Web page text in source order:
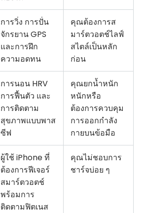
การวิ่ง การปั่น
จักรยาน GPS
และการฝึก
ความอดทน
คุณต้องการส
มาร์ตวอตช์ไลฟ์
สไตล์เป็นหลัก
ก่อน
การนอน HRV
การฟื้นตัว และ
การติดตาม
สุขภาพแบบพาส
ซีฟ
คุณยกน้ำหนัก
หนักหรือ
ต้องการควบคุม
การออกกำลัง
กายบนข้อมือ
ผู้ใช้ iPhone ที่
ต้องการฟีเจอร์
สมาร์ตวอตช์
พร้อมการ
ติดตามฟิตเนส
คุณไม่ชอบการ
ชาร์จบ่อย ๆ